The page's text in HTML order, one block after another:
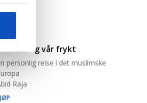
ære og vår frykt
personlig reise i det muslimske
Raja